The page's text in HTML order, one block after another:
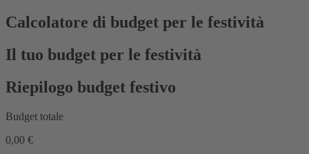
Calcolatore di budget per le festività
Il tuo budget per le festività
Riepilogo budget festivo
Budget totale
0,00 €